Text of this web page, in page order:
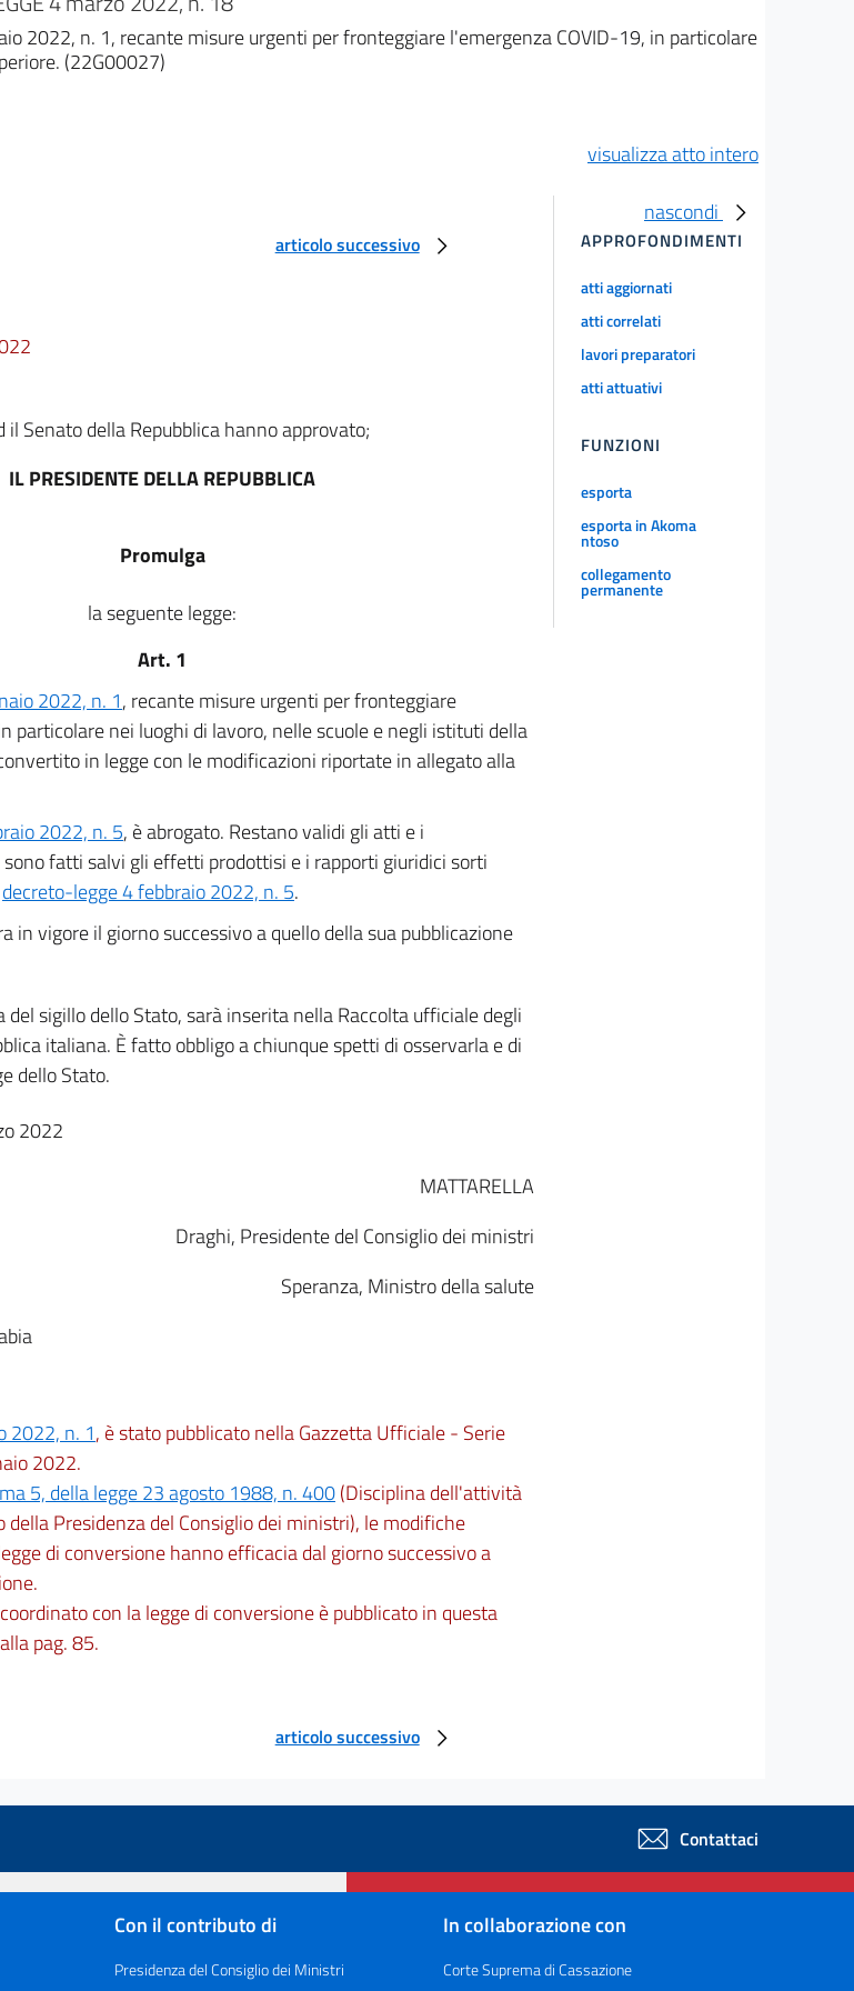
2022, n. 1, recante misure urgenti per fronteggiare l'emergenza COVID-19, in particolare
(22G00027)
visualizza atto intero
articolo successivo
il Senato della Repubblica hanno approvato;
IL PRESIDENTE DELLA REPUBBLICA
Promulga
la seguente legge:
Art. 1
2022, n. 1, recante misure urgenti per fronteggiare
particolare nei luoghi di lavoro, nelle scuole e negli istituti della
in legge con le modificazioni riportate in allegato alla
2022, n. 5, è abrogato. Restano validi gli atti e i
fatti salvi gli effetti prodottisi e i rapporti giuridici sorti
decreto-legge 4 febbraio 2022, n. 5.
in vigore il giorno successivo a quello della sua pubblicazione
sigillo dello Stato, sarà inserita nella Raccolta ufficiale degli
italiana. È fatto obbligo a chiunque spetti di osservarla e di
dello Stato.
2022
MATTARELLA
Draghi, Presidente del Consiglio dei ministri
Speranza, Ministro della salute
2022, n. 1, è stato pubblicato nella Gazzetta Ufficiale - Serie
2022.
5, della legge 23 agosto 1988, n. 400(Disciplina dell'attività
della Presidenza del Consiglio dei ministri), le modifiche
di conversione hanno efficacia dal giorno successivo a
con la legge di conversione è pubblicato in questa
pag. 85.
articolo successivo
nascondi
APPROFONDIMENTI
atti aggiornati
atti correlati
lavori preparatori
atti attuativi
FUNZIONI
esporta
esporta in Akoma
ntoso
collegamento
permanente
Contattaci
Con il contributo di
Presidenza del Consiglio dei Ministri
In collaborazione con
Corte Suprema di Cassazione